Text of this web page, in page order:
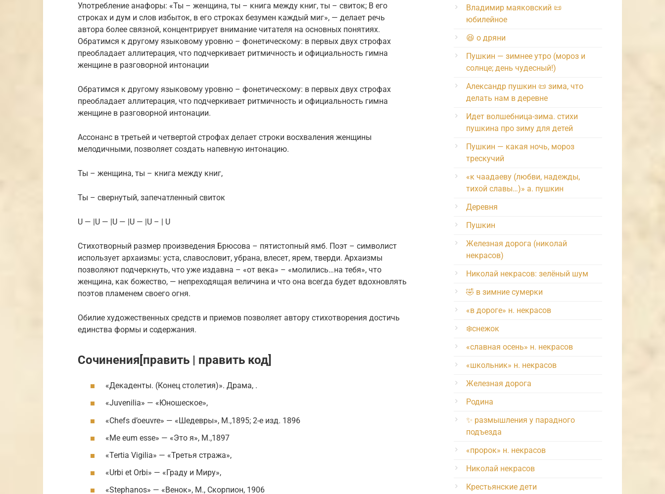
Употребление анафоры: «Ты – женщина, ты – книга между книг, ты – свиток; В его
строках и дум и слов избыток, в его строках безумен каждый миг», — делает речь
автора более связной, концентрирует внимание читателя на основных понятиях.
Обратимся к другому языковому уровню – фонетическому: в первых двух строфах
преобладает аллитерация, что подчеркивает ритмичность и официальность гимна
женщине в разговорной интонации
Обратимся к другому языковому уровню – фонетическому: в первых двух строфах
преобладает аллитерация, что подчеркивает ритмичность и официальность гимна
женщине в разговорной интонации.
Ассонанс в третьей и четвертой строфах делает строки восхваления женщины
мелодичными, позволяет создать напевную интонацию.
Ты – женщина, ты – книга между книг,
Ты – свернутый, запечатленный свиток
U — |U — |U — |U — |U – | U
Стихотворный размер произведения Брюсова – пятистопный ямб. Поэт – символист
использует архаизмы: уста, славословит, убрана, влесет, ярем, тверди. Архаизмы
позволяют подчеркнуть, что уже издавна – «от века» – «молились…на тебя», что
женщина, как божество, — непреходящая величина и что она всегда будет вдохновлять
поэтов пламенем своего огня.
Обилие художественных средств и приемов позволяет автору стихотворения достичь
единства формы и содержания.
Сочинения[править | править код]
«Декаденты. (Конец столетия)». Драма, .
«Juvenilia» — «Юношеское»,
«Chefs d’oeuvre» — «Шедевры», М.,1895; 2-е изд. 1896
«Me eum esse» — «Это я», М.,1897
«Tertia Vigilia» — «Третья стража»,
«Urbi et Orbi» — «Граду и Миру»,
«Stephanos» — «Венок», М., Скорпион, 1906
Владимир маяковский 📜
юбилейное
😆 о дряни
Пушкин — зимнее утро (мороз и
солнце; день чудесный!)
Александр пушкин 📜 зима, что
делать нам в деревне
Идет волшебница-зима. стихи
пушкина про зиму для детей
Пушкин — какая ночь, мороз
трескучий
«к чаадаеву (любви, надежды,
тихой славы…)» а. пушкин
Деревня
Пушкин
Железная дорога (николай
некрасов)
Николай некрасов: зелёный шум
🤣 в зимние сумерки
«в дороге» н. некрасов
❄️снежок
«славная осень» н. некрасов
«школьник» н. некрасов
Железная дорога
Родина
✨ размышления у парадного
подъезда
«пророк» н. некрасов
Николай некрасов
Крестьянские дети